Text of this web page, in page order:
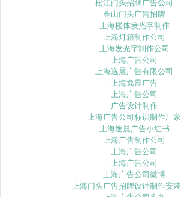
松江门头招牌广告公司
金山门头广告招牌
上海楼体发光字制作
上海灯箱制作公司
上海发光字制作公司
上海广告公司
上海逸晨广告有限公司
上海逸晨广告
上海广告公司
广告设计制作
上海广告公司标识制作厂家
上海逸晨广告小红书
上海广告制作公司
上海广告公司
上海广告公司
上海广告公司微博
上海门头广告招牌设计制作安